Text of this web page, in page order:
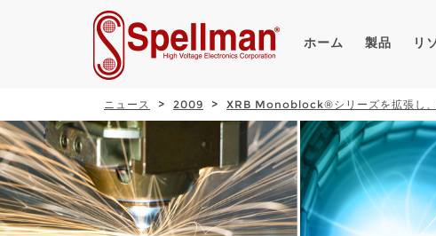
ホーム 製品 リ
ニュース 2009 XRB Monoblock®シリーズを拡張し